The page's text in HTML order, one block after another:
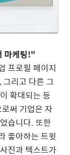
마케팅!"
프로필 페이지
그리고 다른 그
확대되는 등
써 기업은 자
습니다. 또한
좋아하는 트윗
진과 텍스트가